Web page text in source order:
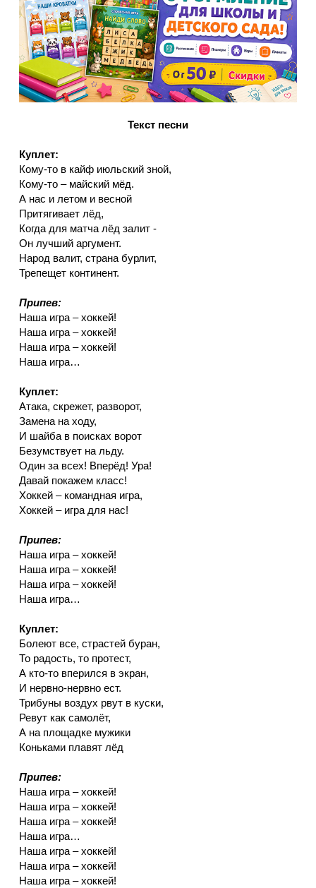
Текст песни
Куплет:
Кому-то в кайф июльский зной,
Кому-то – майский мёд.
А нас и летом и весной
Притягивает лёд,
Когда для матча лёд залит -
Он лучший аргумент.
Народ валит, страна бурлит,
Трепещет континент.
Припев:
Наша игра – хоккей!
Наша игра – хоккей!
Наша игра – хоккей!
Наша игра…
Куплет:
Атака, скрежет, разворот,
Замена на ходу,
И шайба в поисках ворот
Безумствует на льду.
Один за всех! Вперёд! Ура!
Давай покажем класс!
Хоккей – командная игра,
Хоккей – игра для нас!
Припев:
Наша игра – хоккей!
Наша игра – хоккей!
Наша игра – хоккей!
Наша игра…
Куплет:
Болеют все, страстей буран,
То радость, то протест,
А кто-то вперился в экран,
И нервно-нервно ест.
Трибуны воздух рвут в куски,
Ревут как самолёт,
А на площадке мужики
Коньками плавят лёд
Припев:
Наша игра – хоккей!
Наша игра – хоккей!
Наша игра – хоккей!
Наша игра…
Наша игра – хоккей!
Наша игра – хоккей!
Наша игра – хоккей!